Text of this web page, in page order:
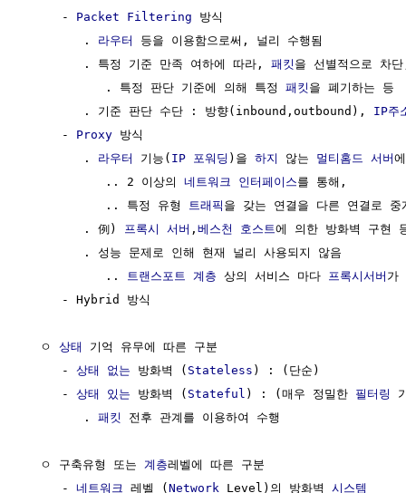
     -
Packet Filtering 방식
        .
라우터
등을 이용함으로써, 널리 수행됨
        . 특정 기준 만족 여하에 따라,
패킷 을 선별적으로 차
           . 특정 판단 기준에 의해 특정
패킷 을 폐기하는 등
        . 기준 판단 수단 : 방향(inbound,outbound),
IP주
     -
Proxy 방식
        .
라우터 기능( IP 포워딩 )을 하지 않는 멀티홈드 서버
           .. 2 이상의
네트워크 인터페이스를 통해,
           .. 특정 유형
트래픽 을 갖는 연결을 다른 연결로 중
        . 例)
프록시 서버 , 베스천 호스트에 의한 방화벽 구현
        . 성능 문제로 인해 현재 널리 사용되지 않음
           ..
트랜스포트 계층 상의 서비스 마다 프록시서버 가
     - Hybrid 방식
  ㅇ
상태
기억 유무에 따른 구분
     -
상태 없는 방화벽 ( Stateless ) : (단순)
     -
상태 있는 방화벽 ( Stateful ) : (매우 정밀한 필터링
        .
패킷 전후 관계를 이용하여 수행
  ㅇ 구축유형 또는
계층레벨에 따른 구분
     -
네트워크 레벨 (Network Level)의 방화벽 시스템